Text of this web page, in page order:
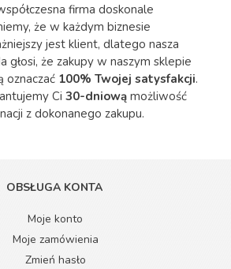
firma doskonale
że w każdym biznesie
jest klient, dlatego nasza
głosi, że zakupy w naszym sklepie
oznaczać 100% Twojej satysfakcji.
Ci30-dniową możliwość
z dokonanego zakupu.
OBSŁUGA KONTA
Moje konto
Moje zamówienia
Zmień hasło